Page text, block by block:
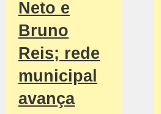
Neto e
Bruno
Reis; rede
municipal
avança